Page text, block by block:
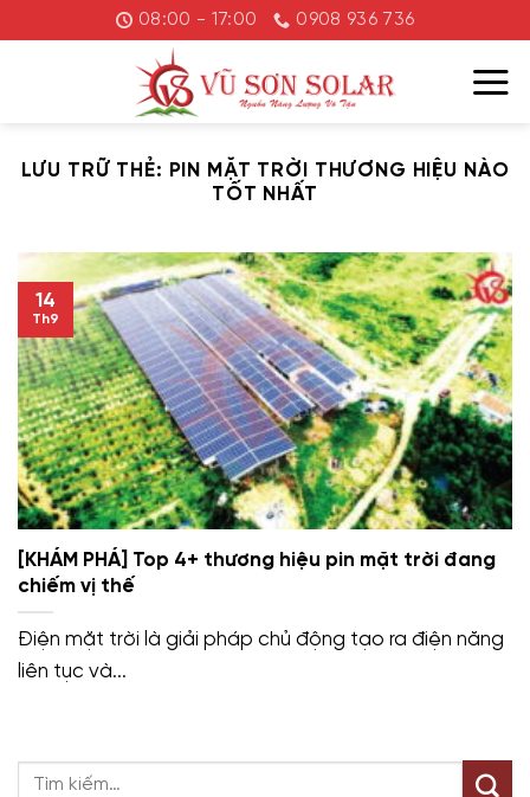
đến
08:00 - 17:00 0908 936 736
LƯU TRỮ THẺ: PIN MẶT TRỜI THƯƠNG HIỆU NÀO
TỐT NHẤT
[KHÁM PHÁ] Top 4+ thương hiệu pin mặt trời đang
chiếm vị thế
Điện mặt trời là giải pháp chủ động tạo ra điện năng
liên tục và...
14
Th9